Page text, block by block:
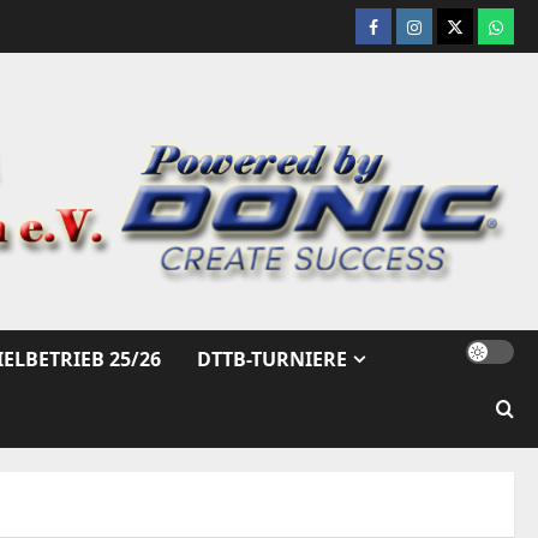
Facebook
Instagram
X
25/26 DTTB-TURNIERE